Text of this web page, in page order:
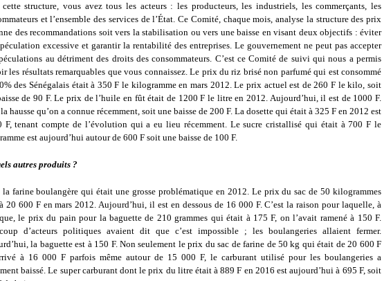
cette structure, vous avez tous les acteurs : les producteurs, les industriels, les commerçants, les
et l’ensemble des services de l’État. Ce Comité, chaque mois, analyse la structure des prix
des recommandations soit vers la stabilisation ou vers une baisse en visant deux objectifs : éviter
excessive et garantir la rentabilité des entreprises. Le gouvernement ne peut pas accepter
au détriment des droits des consommateurs. C’est ce Comité de suivi qui nous a permis
les résultats remarquables que vous connaissez. Le prix du riz brisé non parfumé qui est consommé
des Sénégalais était à 350 F le kilogramme en mars 2012. Le prix actuel est de 260 F le kilo, soit
de 90 F. Le prix de l’huile en fût était de 1200 F le litre en 2012. Aujourd’hui, il est de 1000 F.
hausse qu’on a connue récemment, soit une baisse de 200 F. La dosette qui était à 325 F en 2012 est
F, tenant compte de l’évolution qui a eu lieu récemment. Le sucre cristallisé qui était à 700 F le
est aujourd’hui autour de 600 F soit une baisse de 100 F.
autres produits ?
farine boulangère qui était une grosse problématique en 2012. Le prix du sac de 50 kilogrammes
20 600 F en mars 2012. Aujourd’hui, il est en dessous de 16 000 F. C’est la raison pour laquelle, à
le prix du pain pour la baguette de 210 grammes qui était à 175 F, on l’avait ramené à 150 F.
d’acteurs politiques avaient dit que c’est impossible ; les boulangeries allaient fermer.
la baguette est à 150 F. Non seulement le prix du sac de farine de 50 kg qui était de 20 600 F
à 16 000 F parfois même autour de 15 000 F, le carburant utilisé pour les boulangeries a
baissé. Le super carburant dont le prix du litre était à 889 F en 2016 est aujourd’hui à 695 F, soit